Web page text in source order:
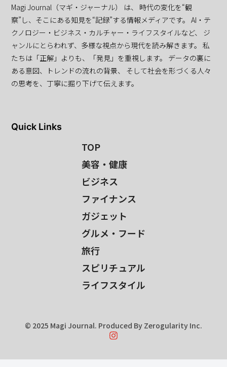
Magi Journal（マギ・ジャーナル） は、 時代の変化を“観
察”し、そこにある知見を“記録”する情報メディアです。 AI・テ
クノロジー・ビジネス・カルチャー・ライフスタイルなど、 ジ
ャンルにとらわれず、多様な視点から現代を読み解きます。 私
たちは「正解」よりも、「発見」を重視します。 データの裏に
ある意図、トレンドの流れの背景、 そして社会を形づくる人々
の思考を、丁寧に掘り下げて伝えます。
Quick Links
TOP
美容・健康
ビジネス
ファイナンス
ガジェット
グルメ・フード
旅行
スピリチュアル
ライフスタイル
© 2025 Magi Journal. Produced By Zerogularity Inc.